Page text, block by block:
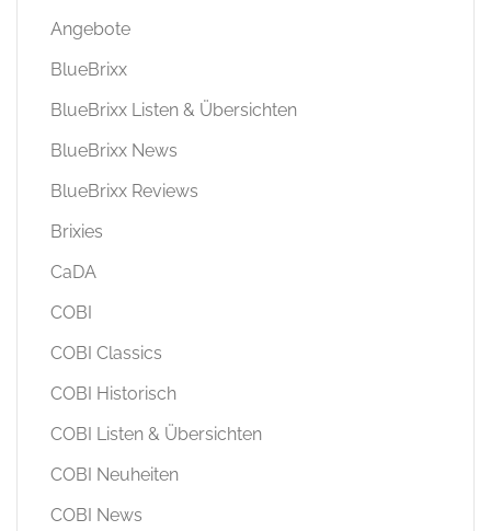
Angebote
BlueBrixx
BlueBrixx Listen & Übersichten
BlueBrixx News
BlueBrixx Reviews
Brixies
CaDA
COBI
COBI Classics
COBI Historisch
COBI Listen & Übersichten
COBI Neuheiten
COBI News